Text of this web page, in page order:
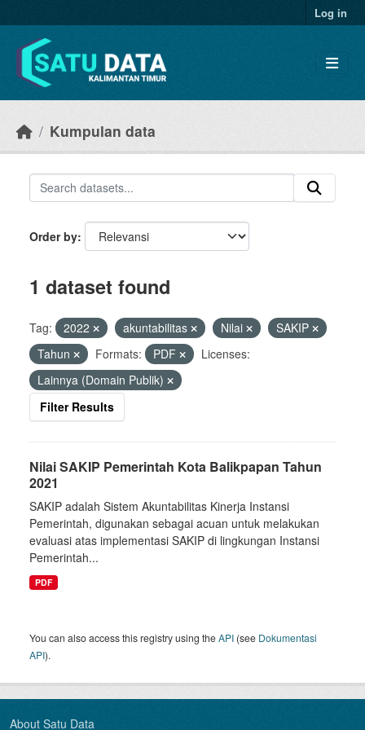
Log in
Kumpulan data
Order by
1 dataset found
Tag: 2022 akuntabilitas Nilai
SAKIP
Tahun
Formats: PDF
Licenses:
Lainnya (Domain Publik)
Filter Results
Nilai SAKIP Pemerintah Kota Balikpapan Tahun
2021
SAKIP adalah Sistem Akuntabilitas Kinerja Instansi
Pemerintah, digunakan sebagai acuan untuk melakukan
evaluasi atas implementasi SAKIP di lingkungan Instansi
Pemerintah...
PDF
You can also access this registry using theAPI (see Dokumentasi
API).
About Satu Data